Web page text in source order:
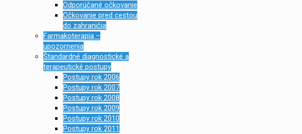
Odporúčané očkovanie
Očkovanie pred cestou
do zahraničia
Farmakoterapia –
upozornenia
Štandardné diagnostické a
terapeutické postupy
Postupy rok 2006
Postupy rok 2007
Postupy rok 2008
Postupy rok 2009
Postupy rok 2010
Postupy rok 2011